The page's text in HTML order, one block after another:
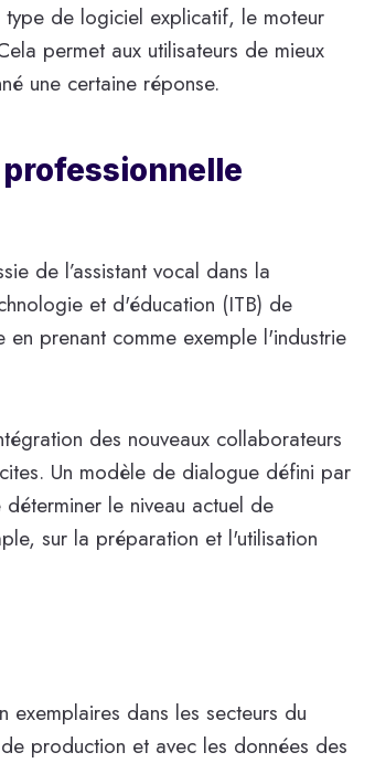
type de logiciel explicatif, le moteur
permet aux utilisateurs de mieux
une certaine réponse.
de l’assistant vocal dans la
et d'éducation (ITB) de
prenant comme exemple l'industrie
des nouveaux collaborateurs
Un modèle de dialogue défini par
le niveau actuel de
sur la préparation et l'utilisation
dans les secteurs du
production et avec les données des